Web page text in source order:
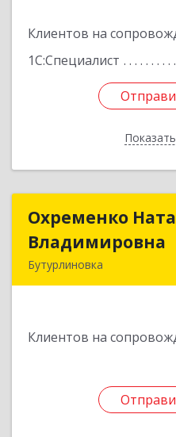
Клиентов на
1С:Специалист
Охременко
Владимировна
Бутурлиновка
Клиентов на